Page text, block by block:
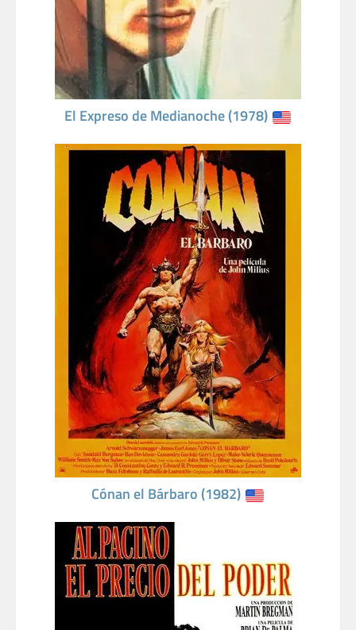
El Expreso de Medianoche (1978)
Cónan el Bárbaro (1982)